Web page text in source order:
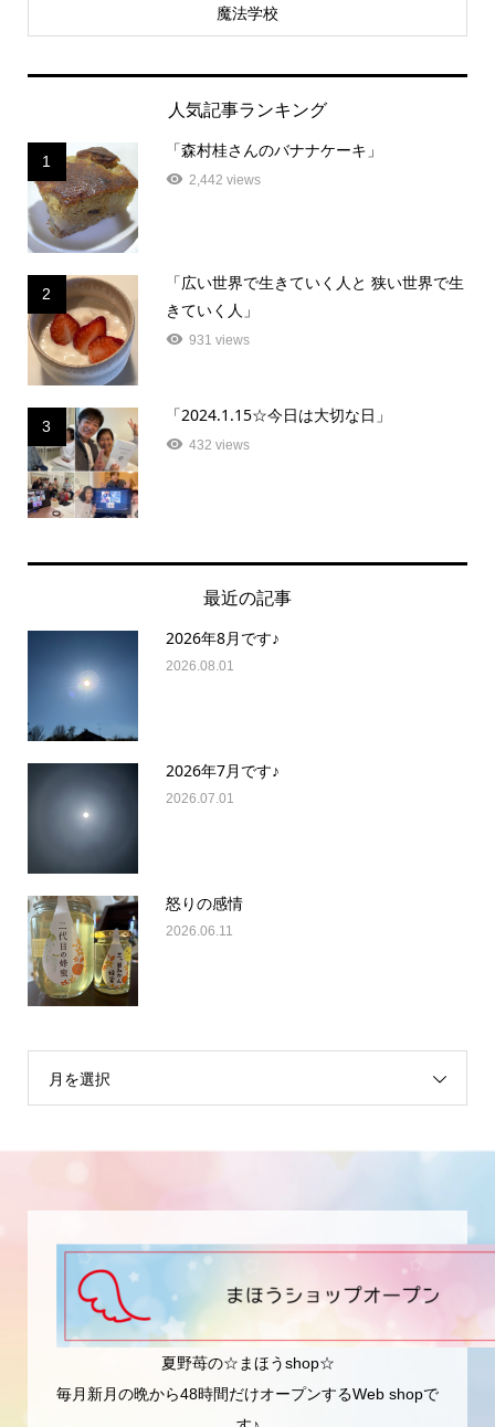
魔法学校
人気記事ランキング
1
「森村桂さんのバナナケーキ」
2,442 views
2
「広い世界で生きていく人と 狭い世界で生
きていく人」
931 views
3
「2024.1.15☆今日は大切な日」
432 views
最近の記事
2026年8月です♪
2026.08.01
2026年7月です♪
2026.07.01
怒りの感情
2026.06.11
月を選択
夏野苺の☆まほうshop☆
毎月新月の晩から48時間だけオープンするWeb shopで